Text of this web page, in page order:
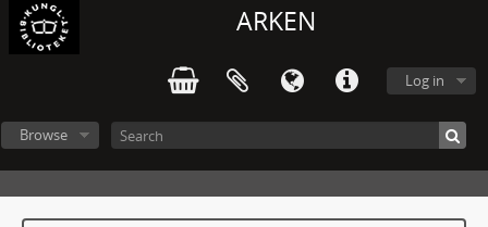
ARKEN
Log in
Browse